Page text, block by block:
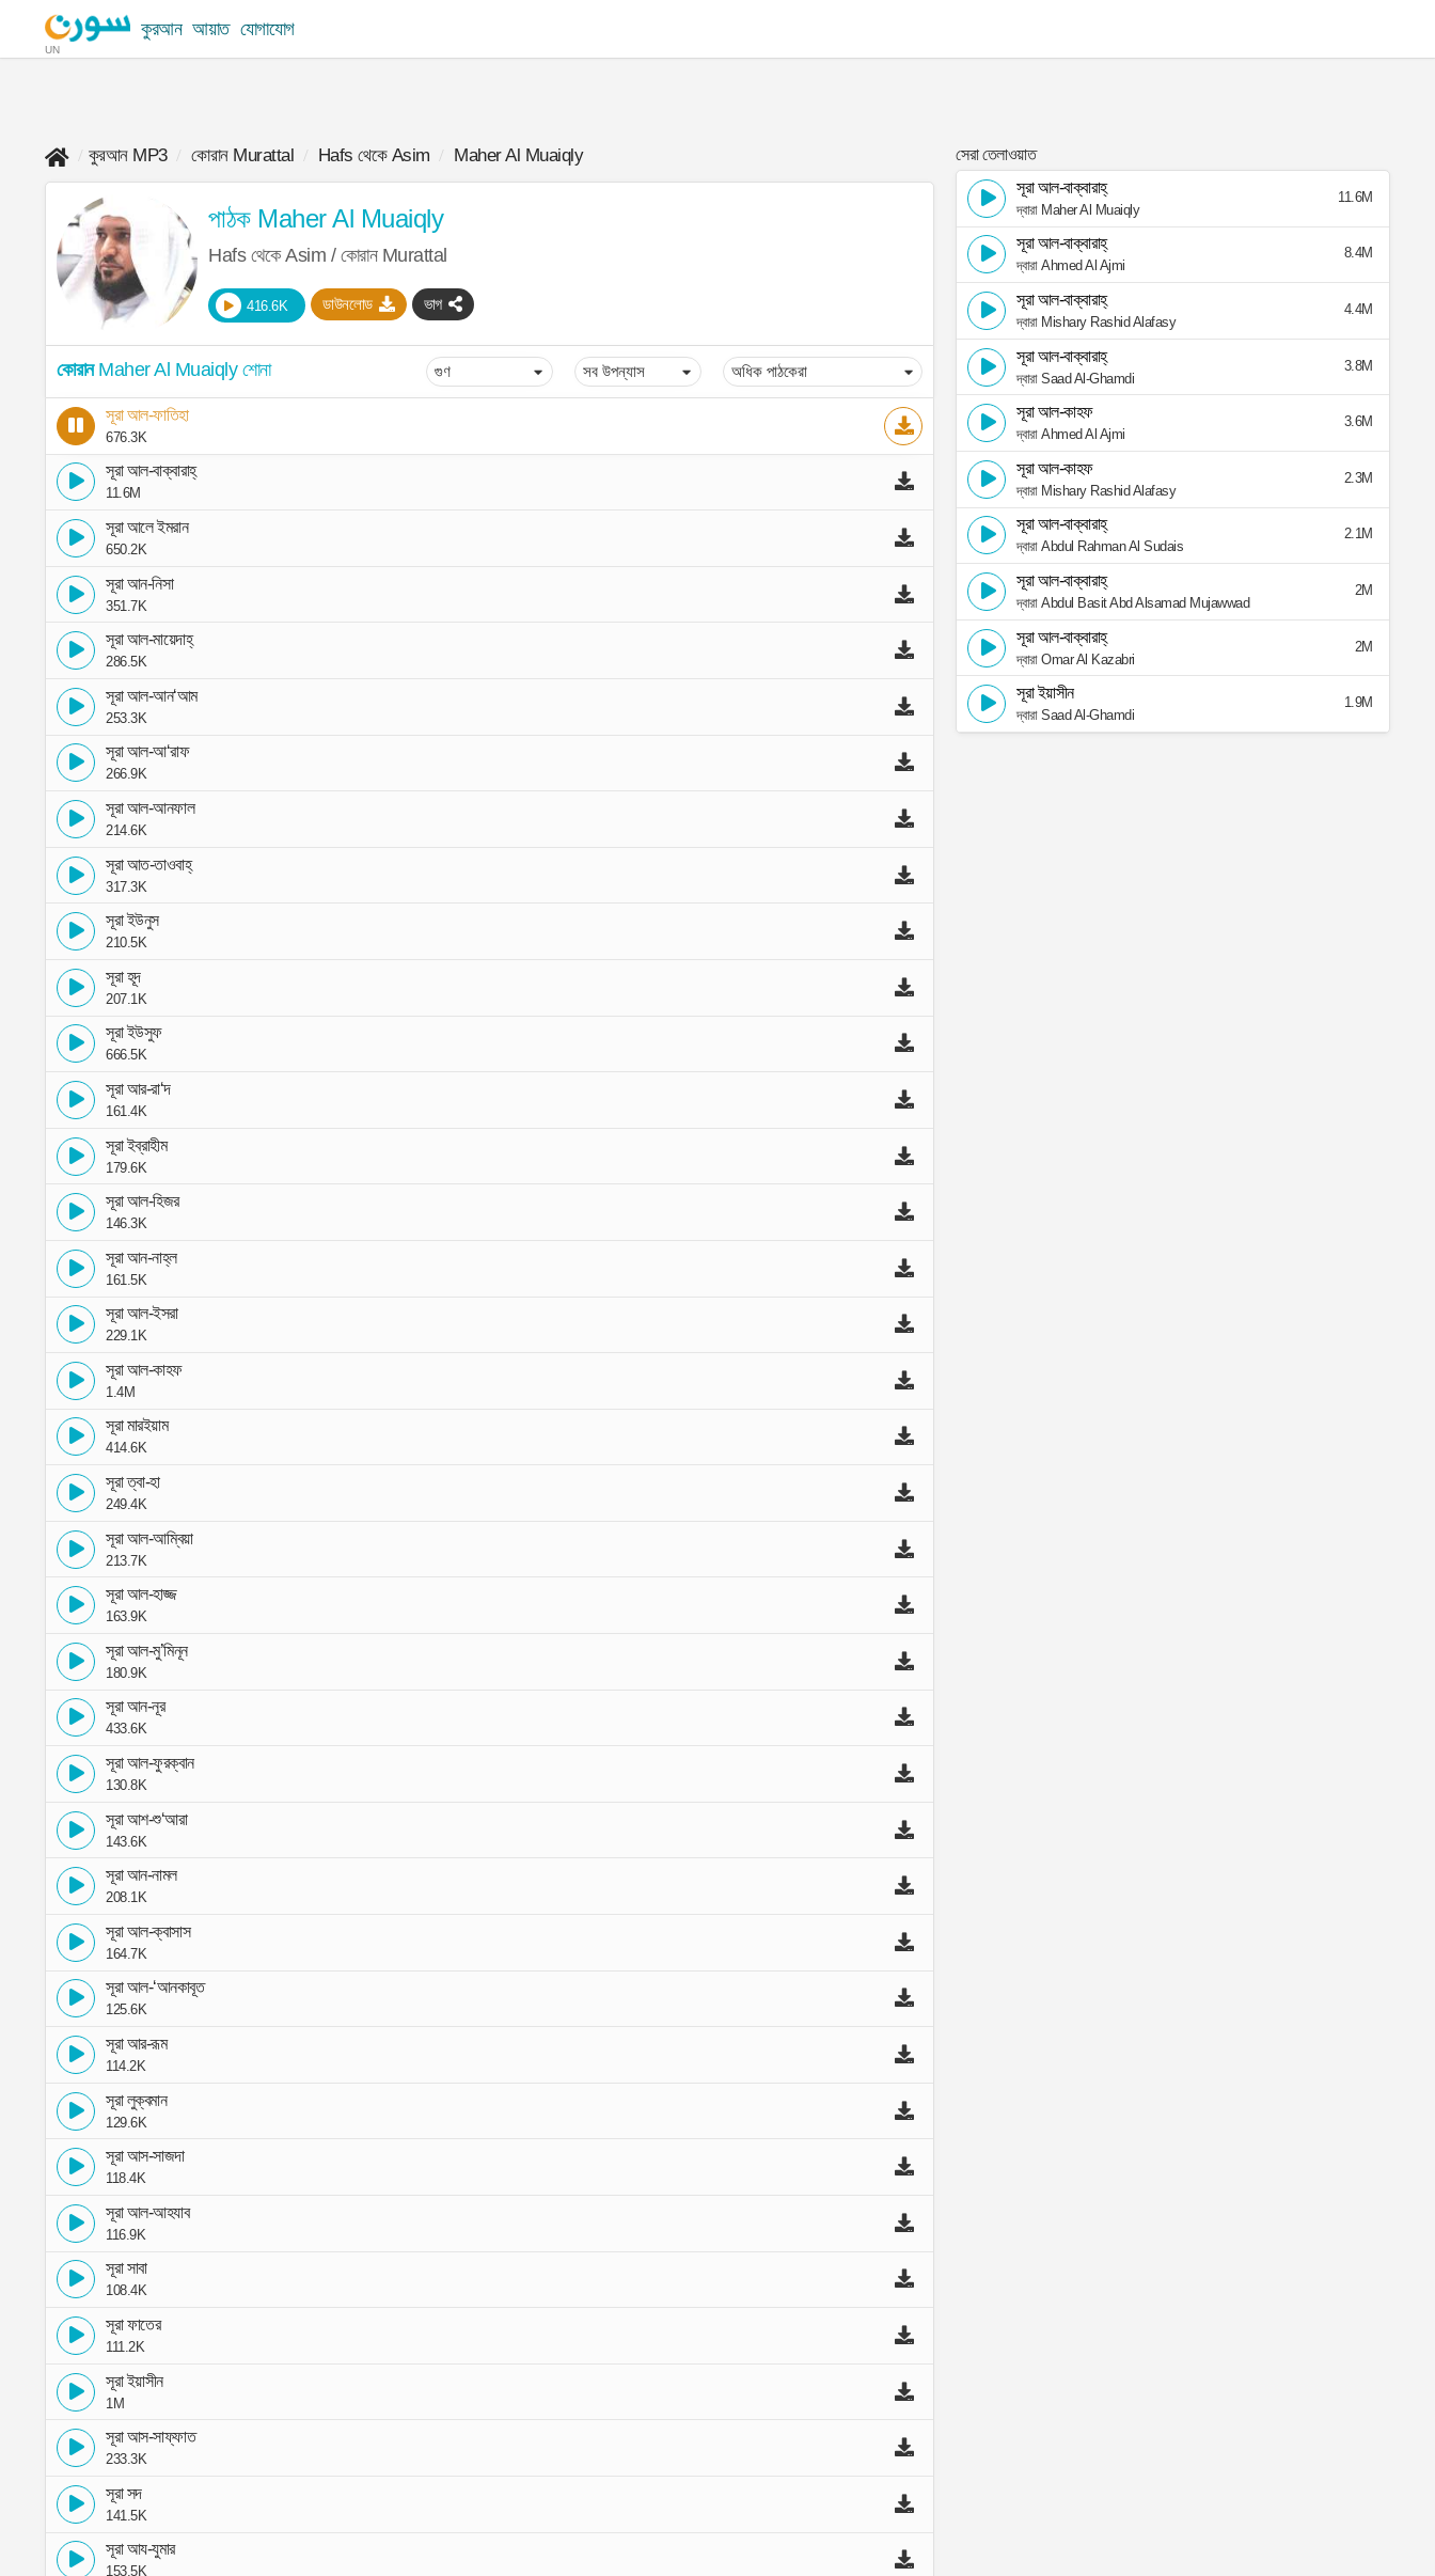
UN
কুরআন আয়াত যোগাযোগ
কুরআন MP3 কোরান Murattal Hafs থেকে Asim Maher Al Muaiqly
পাঠক Maher Al Muaiqly
Hafs থেকে Asim / কোরান Murattal
416.6K ডাউনলোড ভাগ
কোরানMaher Al Muaiqly শোনা
সূরা আল-ফাতিহা
676.3K
সূরা আল-বাক্বারাহ্
11.6M
সূরা আলে ইমরান
650.2K
সূরা আন-নিসা
351.7K
সূরা আল-মায়েদাহ্
286.5K
সূরা আল-আন‘আম
253.3K
সূরা আল-আ‘রাফ
266.9K
সূরা আল-আনফাল
214.6K
সূরা আত-তাওবাহ্
317.3K
সূরা ইউনুস
210.5K
সূরা হূদ
207.1K
সূরা ইউসুফ
666.5K
সূরা আর-রা‘দ
161.4K
সূরা ইব্রাহীম
179.6K
সূরা আল-হিজর
146.3K
সূরা আন-নাহ্‌ল
161.5K
সূরা আল-ইসরা
229.1K
সূরা আল-কাহফ
1.4M
সূরা মারইয়াম
414.6K
সূরা ত্বা-হা
249.4K
সূরা আল-আম্বিয়া
213.7K
সূরা আল-হাজ্জ
163.9K
সূরা আল-মু’মিনূন
180.9K
সূরা আন-নূর
433.6K
সূরা আল-ফুরক্বান
130.8K
সূরা আশ-শু‘আরা
143.6K
সূরা আন-নামল
208.1K
সূরা আল-ক্বাসাস
164.7K
সূরা আল-‘আনকাবূত
125.6K
সূরা আর-রূম
114.2K
সূরা লুক্বমান
129.6K
সূরা আস-সাজদা
118.4K
সূরা আল-আহযাব
116.9K
সূরা সাবা
108.4K
সূরা ফাতের
111.2K
সূরা ইয়াসীন
1M
সূরা আস-সাফ্‌ফাত
233.3K
সূরা সদ
141.5K
সূরা আয-যুমার
153.5K
সেরা তেলাওয়াত
সূরা আল-বাক্বারাহ্
দ্বারা Maher Al Muaiqly
11.6M
সূরা আল-বাক্বারাহ্
দ্বারা Ahmed Al Ajmi
8.4M
সূরা আল-বাক্বারাহ্
দ্বারা Mishary Rashid Alafasy
4.4M
সূরা আল-বাক্বারাহ্
দ্বারা Saad Al-Ghamdi
3.8M
সূরা আল-কাহফ
দ্বারা Ahmed Al Ajmi
3.6M
সূরা আল-কাহফ
দ্বারা Mishary Rashid Alafasy
2.3M
সূরা আল-বাক্বারাহ্
দ্বারা Abdul Rahman Al Sudais
2.1M
সূরা আল-বাক্বারাহ্
দ্বারা Abdul Basit Abd Alsamad Mujawwad
2M
সূরা আল-বাক্বারাহ্
দ্বারা Omar Al Kazabri
2M
সূরা ইয়াসীন
দ্বারা Saad Al-Ghamdi
1.9M